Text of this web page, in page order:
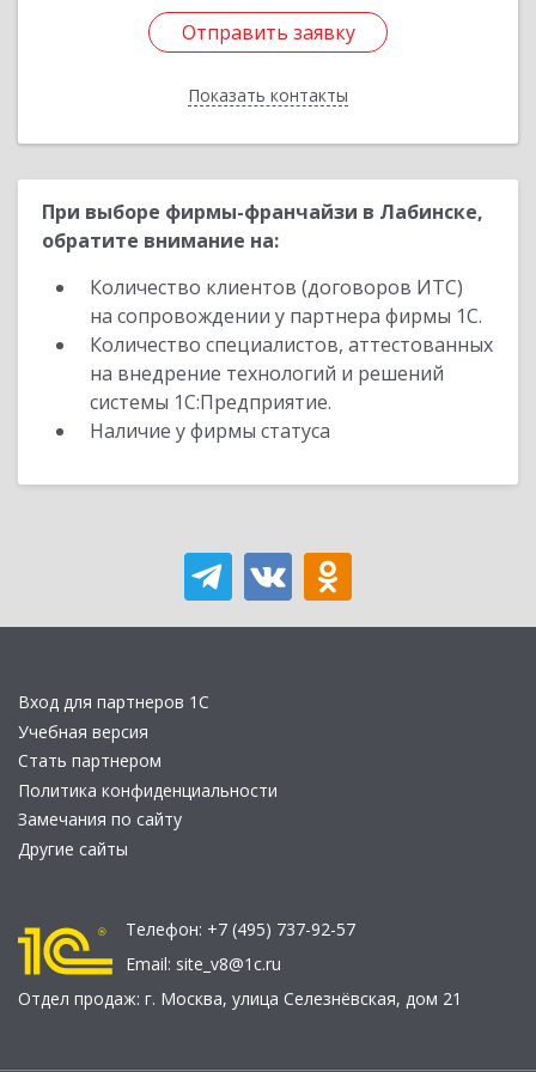
Отправить заявку
Показать контакты
Отправить заявку
Назад
При выборе фирмы-франчайзи в Лабинске,
обратите внимание на:
Количество клиентов (договоров ИТС)
на сопровождении у партнера фирмы 1С.
Количество специалистов, аттестованных
на внедрение технологий и решений
системы 1С:Предприятие.
Наличие у фирмы статуса
Вход для партнеров 1С
Учебная версия
Стать партнером
Политика конфиденциальности
Замечания по сайту
Другие сайты
Телефон: +7 (495) 737-92-57
Email: site_v8@1c.ru
Отдел продаж: г. Москва, улица Селезнёвская, дом 21